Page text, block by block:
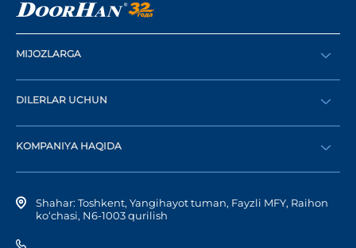
MIJOZLARGA
Buyurtma berish
Katalog
DILERLAR UCHUN
Diler bo‘lish
Shaxsiy kabinetga kirish
KOMPANIYA HAQIDA
Kompaniya tarixi
Shahar: Toshkent, Yangihayot tuman, Fayzli MFY, Raihon
ko‘chasi, N6-1003 qurilish